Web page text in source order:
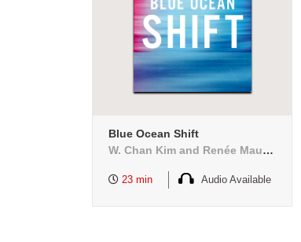
Blue Ocean Shift
W. Chan Kim and Renée Mauborgne
23 min Audio Available